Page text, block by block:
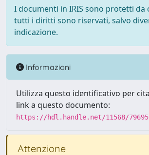
I documenti in IRIS sono protetti da
tutti i diritti sono riservati, salvo
indicazione.
Informazioni
Utilizza questo identificativo per
link a questo documento:
https://hdl.handle.net/11568/79695
Attenzione